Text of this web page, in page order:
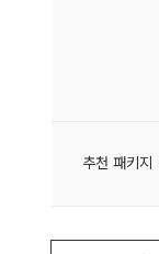
추천 패키지